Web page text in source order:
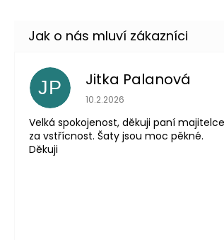
JP Jitka Palanová
Hodnocení obchodu je 5 z
10.2.2026
Velká spokojenost, děkuji paní majitelce
za vstřícnost. Šaty jsou moc pěkné.
Děkuji